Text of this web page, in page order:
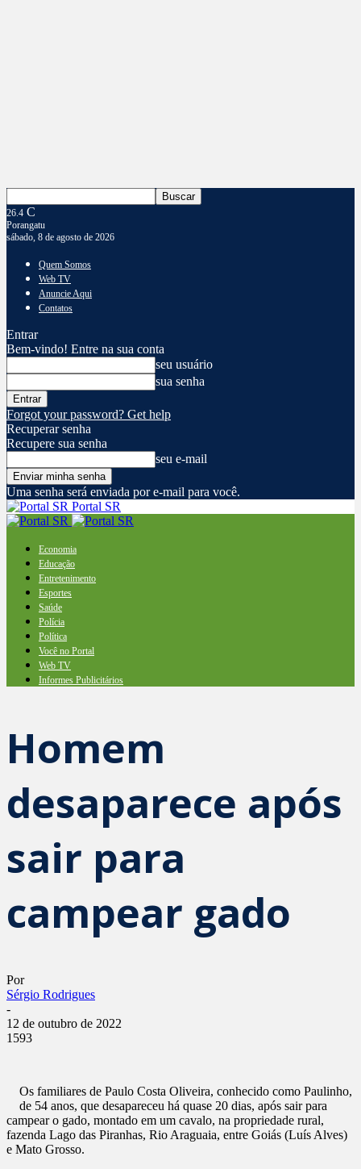
26.4 C
Porangatu
sábado, 8 de agosto de 2026
Quem Somos
Web TV
Anuncie Aqui
Contatos
Entrar
Bem-vindo! Entre na sua conta
seu usuário
sua senha
Forgot your password? Get help
Recuperar senha
Recupere sua senha
seu e-mail
Uma senha será enviada por e-mail para você.
Portal SR
Economia
Educação
Entretenimento
Esportes
Saúde
Polícia
Política
Você no Portal
Web TV
Informes Publicitários
Homem
desaparece após
sair para
campear gado
Por
Sérgio Rodrigues
-
12 de outubro de 2022
1593
Os familiares de Paulo Costa Oliveira, conhecido como Paulinho,
de 54 anos, que desapareceu há quase 20 dias, após sair para
campear o gado, montado em um cavalo, na propriedade rural,
fazenda Lago das Piranhas, Rio Araguaia, entre Goiás (Luís Alves)
e Mato Grosso.